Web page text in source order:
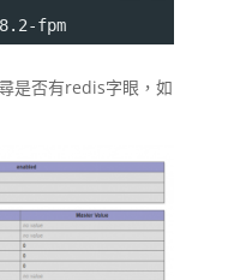
fpm
是否有redis字眼，如